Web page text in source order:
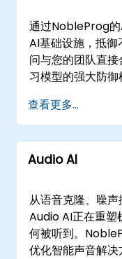
通过NobleProg的
AI基础设施，抵
问与您的团队直
习模型的强大防
操作需求定制服务
过安全远程桌面
现场咨询。我们
境，确保解决方案
心进行。我们的
Security和
围，帮助您自信
——您的本地AI安
查看更多...
Audio AI
从语音克隆、噪声
Audio AI正在重塑
何被听到。
优化智能声音解